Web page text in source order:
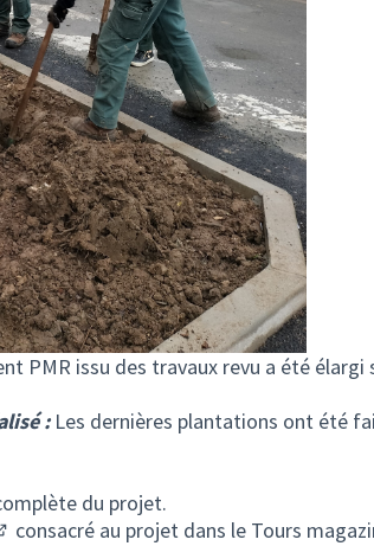
PMR issu des travaux revu a été élargi
:Les dernières plantations ont été
onglet)
du projet.
consacré au projet dans le Tours